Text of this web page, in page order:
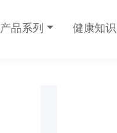
产品系列 健康知识